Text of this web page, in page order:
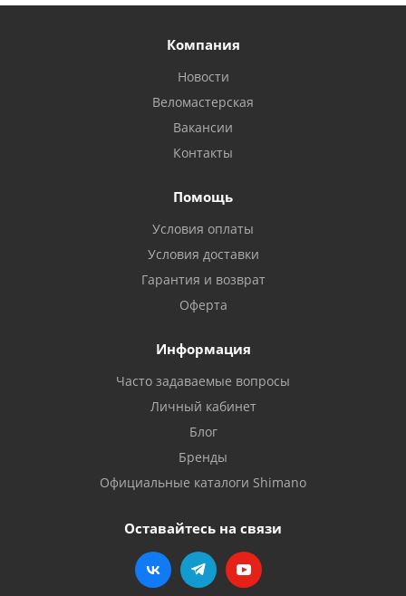
Компания
Новости
Веломастерская
Вакансии
Контакты
Помощь
Условия оплаты
Условия доставки
Гарантия и возврат
Оферта
Информация
Часто задаваемые вопросы
Личный кабинет
Блог
Бренды
Официальные каталоги Shimano
Оставайтесь на связи